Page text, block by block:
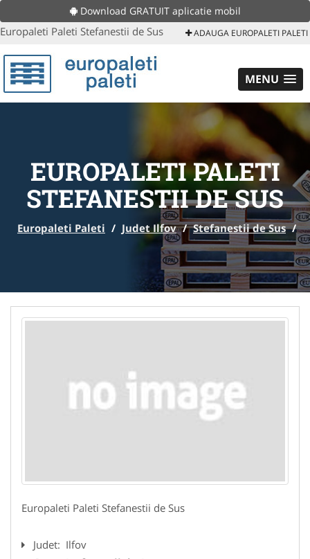
Download GRATUIT aplicatie mobil
Europaleti Paleti Stefanestii de Sus ADAUGA EUROPALETI PALETI
MENU
EUROPALETI PALETI
STEFANESTII DE SUS
Europaleti Paleti / Judet Ilfov / Stefanestii de Sus /
Europaleti Paleti Stefanestii de Sus
Judet: Ilfov